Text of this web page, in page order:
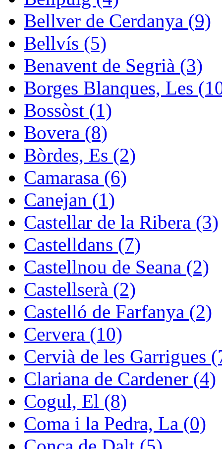
Bellver de Cerdanya (9)
Bellvís (5)
Benavent de Segrià (3)
Borges Blanques, Les
Bossòst (1)
Bovera (8)
Bòrdes, Es (2)
Camarasa (6)
Canejan (1)
Castellar de la Ribera (3)
Castelldans (7)
Castellnou de Seana (2)
Castellserà (2)
Castelló de Farfanya (2)
Cervera (10)
Cervià de les Garrigues
Clariana de Cardener (4)
Cogul, El (8)
Coma i la Pedra, La (0)